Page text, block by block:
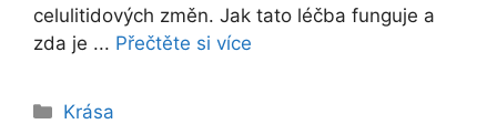
celulitidových změn. Jak tato léčba funguje a
zda je ... Přečtěte si více
Rubriky
Krása